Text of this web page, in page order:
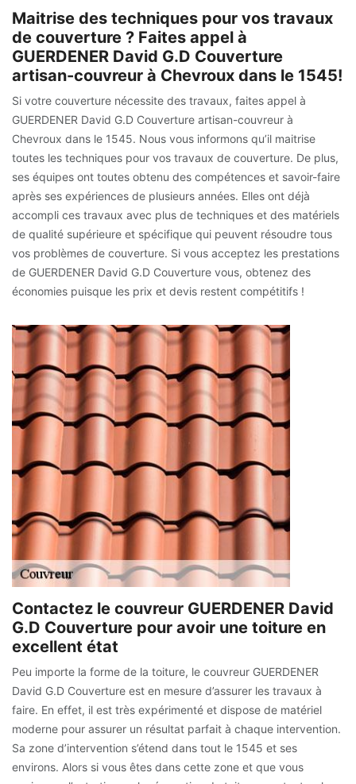
Maitrise des techniques pour vos travaux
de couverture ? Faites appel à
GUERDENER David G.D Couverture
artisan-couvreur à Chevroux dans le 1545!
Si votre couverture nécessite des travaux, faites appel à
GUERDENER David G.D Couverture artisan-couvreur à
Chevroux dans le 1545. Nous vous informons qu’il maitrise
toutes les techniques pour vos travaux de couverture. De plus,
ses équipes ont toutes obtenu des compétences et savoir-faire
après ses expériences de plusieurs années. Elles ont déjà
accompli ces travaux avec plus de techniques et des matériels
de qualité supérieure et spécifique qui peuvent résoudre tous
vos problèmes de couverture. Si vous acceptez les prestations
de GUERDENER David G.D Couverture vous, obtenez des
économies puisque les prix et devis restent compétitifs !
Contactez le couvreur GUERDENER David
G.D Couverture pour avoir une toiture en
excellent état
Peu importe la forme de la toiture, le couvreur GUERDENER
David G.D Couverture est en mesure d’assurer les travaux à
faire. En effet, il est très expérimenté et dispose de matériel
moderne pour assurer un résultat parfait à chaque intervention.
Sa zone d’intervention s’étend dans tout le 1545 et ses
environs. Alors si vous êtes dans cette zone et que vous